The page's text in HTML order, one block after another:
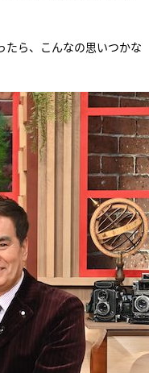
ら、こんなの思いつかな